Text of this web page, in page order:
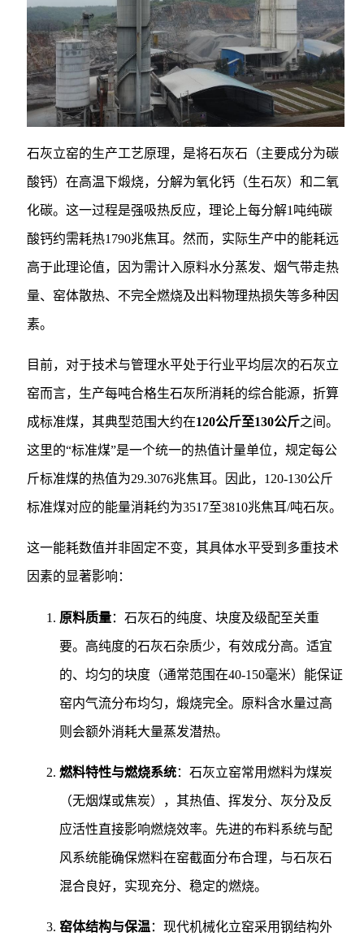
石灰立窑的生产工艺原理，是将石灰石（主要成分为碳
酸钙）在高温下煅烧，分解为氧化钙（生石灰）和二氧
化碳。这一过程是强吸热反应，理论上每分解1吨纯碳
酸钙约需耗热1790兆焦耳。然而，实际生产中的能耗远
高于此理论值，因为需计入原料水分蒸发、烟气带走热
量、窑体散热、不完全燃烧及出料物理热损失等多种因
素。
目前，对于技术与管理水平处于行业平均层次的石灰立
窑而言，生产每吨合格生石灰所消耗的综合能源，折算
成标准煤，其典型范围大约在120公斤至130公斤之间。
这里的“标准煤”是一个统一的热值计量单位，规定每公
斤标准煤的热值为29.3076兆焦耳。因此，120-130公斤
标准煤对应的能量消耗约为3517至3810兆焦耳/吨石灰。
这一能耗数值并非固定不变，其具体水平受到多重技术
因素的显著影响：
原料质量：石灰石的纯度、块度及级配至关重
要。高纯度的石灰石杂质少，有效成分高。适宜
的、均匀的块度（通常范围在40-150毫米）能保证
窑内气流分布均匀，煅烧完全。原料含水量过高
则会额外消耗大量蒸发潜热。
燃料特性与燃烧系统：石灰立窑常用燃料为煤炭
（无烟煤或焦炭），其热值、挥发分、灰分及反
应活性直接影响燃烧效率。先进的布料系统与配
风系统能确保燃料在窑截面分布合理，与石灰石
混合良好，实现充分、稳定的燃烧。
窑体结构与保温 ：现代机械化立窑采用钢结构外